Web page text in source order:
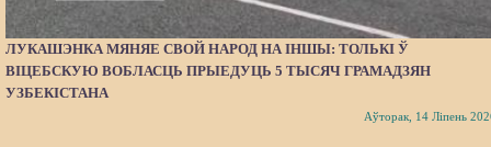
ЛУКАШЭНКА МЯНЯЕ СВОЙ НАРОД НА ІНШЫ: ТОЛЬКІ Ў
ВІЦЕБСКУЮ ВОБЛАСЦЬ ПРЫЕДУЦЬ 5 ТЫСЯЧ ГРАМАДЗЯН
УЗБЕКІСТАНА
Аўторак, 14 Ліпень